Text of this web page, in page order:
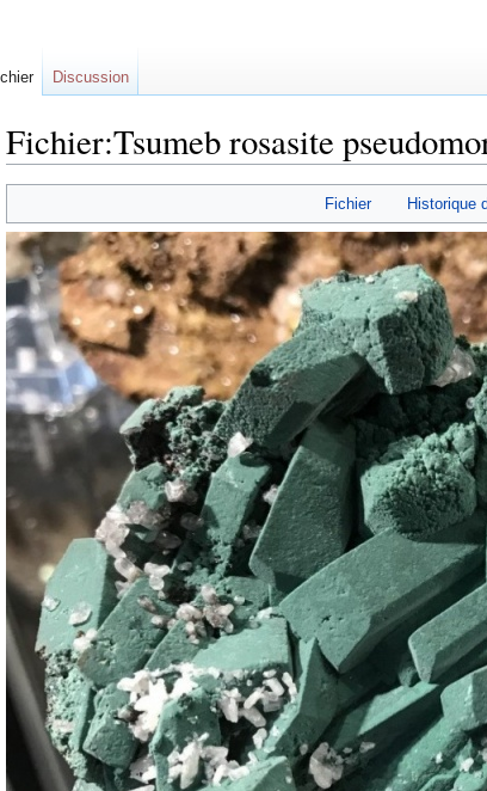
Fichier:Tsumeb rosasite
Fichier Historique
Discussion